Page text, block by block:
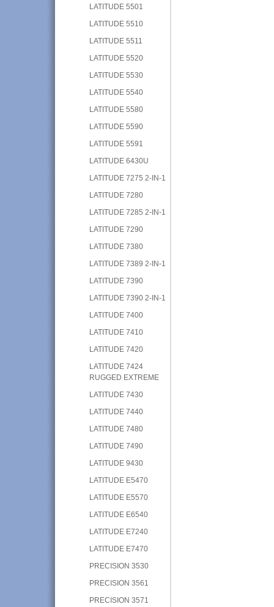
LATITUDE 5501
LATITUDE 5510
LATITUDE 5511
LATITUDE 5520
LATITUDE 5530
LATITUDE 5540
LATITUDE 5580
LATITUDE 5590
LATITUDE 5591
LATITUDE 6430U
LATITUDE 7275 2-IN-1
LATITUDE 7280
LATITUDE 7285 2-IN-1
LATITUDE 7290
LATITUDE 7380
LATITUDE 7389 2-IN-1
LATITUDE 7390
LATITUDE 7390 2-IN-1
LATITUDE 7400
LATITUDE 7410
LATITUDE 7420
LATITUDE 7424
RUGGED EXTREME
LATITUDE 7430
LATITUDE 7440
LATITUDE 7480
LATITUDE 7490
LATITUDE 9430
LATITUDE E5470
LATITUDE E5570
LATITUDE E6540
LATITUDE E7240
LATITUDE E7470
PRECISION 3530
PRECISION 3561
PRECISION 3571